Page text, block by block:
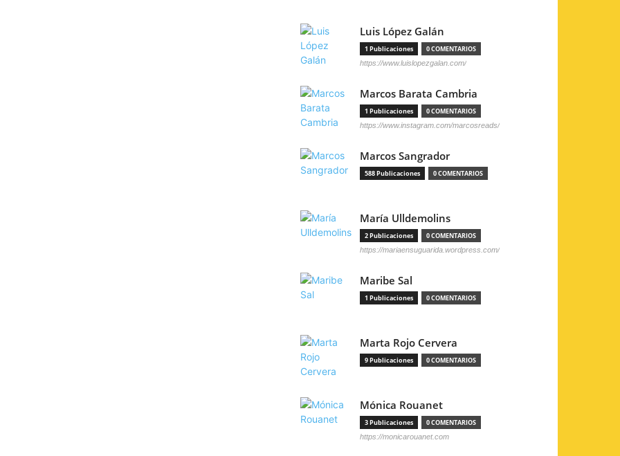
Luis López Galán
1 Publicaciones 0 COMENTARIOS
https://www.luislopezgalan.com/
Marcos Barata Cambria
1 Publicaciones 0 COMENTARIOS
https://www.instagram.com/marcosreads/
Marcos Sangrador
588 Publicaciones 0 COMENTARIOS
María Ulldemolins
2 Publicaciones 0 COMENTARIOS
https://mariaensuguarida.wordpress.com/
Maribe Sal
1 Publicaciones 0 COMENTARIOS
Marta Rojo Cervera
9 Publicaciones 0 COMENTARIOS
Mónica Rouanet
3 Publicaciones 0 COMENTARIOS
https://monicarouanet.com